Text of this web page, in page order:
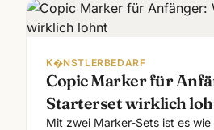
K�NSTLERBEDARF
Copic Marker für
Starterset wirklich
Mit zwei Marker-Sets ist es